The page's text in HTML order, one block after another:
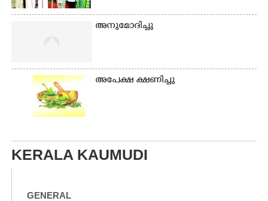
അനുമോദിച്ചു
അപേക്ഷ ക്ഷണിച്ചു
KERALA KAUMUDI
GENERAL